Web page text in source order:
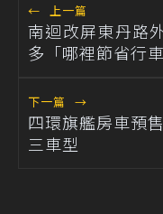
← 上一篇
南迴改屏東丹路
多「哪裡節省行車
下一篇 →
四環旗艦房車預
三車型